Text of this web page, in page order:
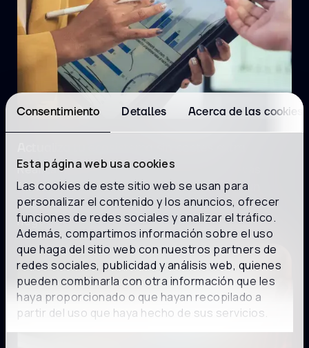
Consentimiento Detalles Acerca de las cookies
Esta página web usa cookies
Las cookies de este sitio web se usan para
personalizar el contenido y los anuncios, ofrecer
funciones de redes sociales y analizar el tráfico.
Además, compartimos información sobre el uso
que haga del sitio web con nuestros partners de
redes sociales, publicidad y análisis web, quienes
pueden combinarla con otra información que les
haya proporcionado o que hayan recopilado a
partir del uso que haya hecho de sus servicios.
Realizamos mejoras e incorporamos nuevas
funcionalidades en las soluciones sin ningún
coste adicional, incrementando el valor para tu
negocio.